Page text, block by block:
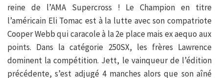
reine de l’AMA Supercross ! Le Champion en titre
l’américain Eli Tomac est à la lutte avec son compatriote
Cooper Webb qui caracole à la 2e place mais ex aequo aux
points. Dans la catégorie 250SX, les frères Lawrence
dominent la compétition. Jett, le vainqueur de l’édition
précédente, s’est adjugé 4 manches alors que son aîné